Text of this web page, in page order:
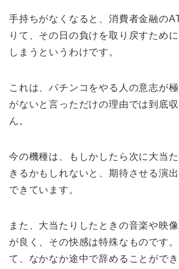
手持ちがなくなると、消費者金融の
りて、その日の負けを取り戻すため
しまうというわけです。
これは、パチンコをやる人の意志が
がないと言っただけの理由では到底
ん。
今の機種は、もしかしたら次に大当
きるかもしれないと、期待させる演
できています。
また、大当たりしたときの音楽や映
が良く、その快感は特殊なものです
て、なかなか途中で辞めることがで